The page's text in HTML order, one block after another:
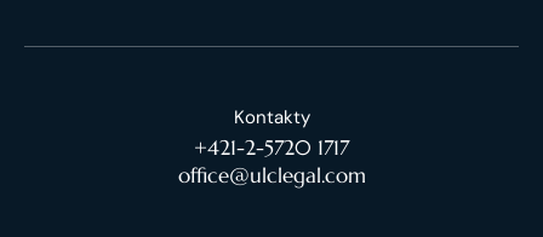
Kontakty
+421-2-5720 1717
office@ulclegal.com